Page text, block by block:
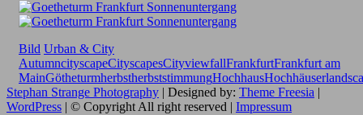
Bild Urban & City
AutumncityscapeCityscapesCityviewfallFrankfurtFrankfurt am
MainGötheturmherbstherbststimmungHochhausHochhäuser
Stephan Strange Photography | Designed by: Theme Freesia |
WordPress | © Copyright All right reserved | Impressum